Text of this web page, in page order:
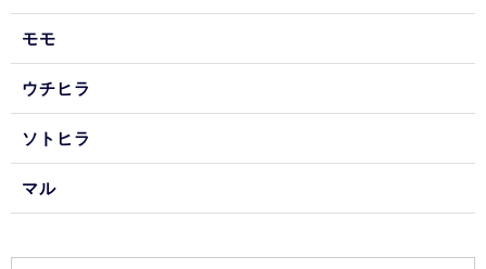
モモ
ウチヒラ
ソトヒラ
マル